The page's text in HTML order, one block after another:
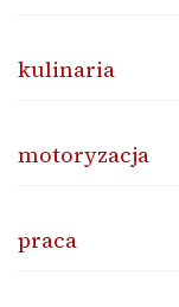
kulinaria
motoryzacja
praca